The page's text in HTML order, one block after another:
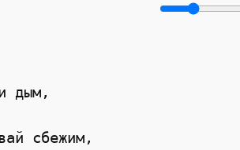
дым,
сбежим,